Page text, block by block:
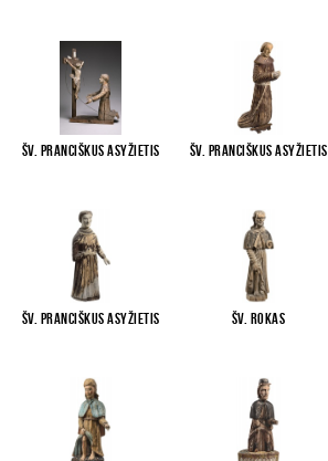
Šv. Pranciškus Asyžietis Šv. Pranciškus Asyžietis
Šv. Pranciškus Asyžietis Šv. Rokas